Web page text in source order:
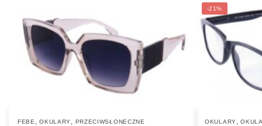
FEBE ,OKULARY PRZECIWSŁONECZNE
-21%
OKULARY ,